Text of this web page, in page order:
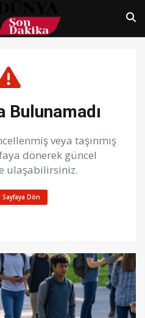
Bulunamadı
veya taşınmış
dönerek güncel
ulaşabilirsiniz.
Sayfaya Dön